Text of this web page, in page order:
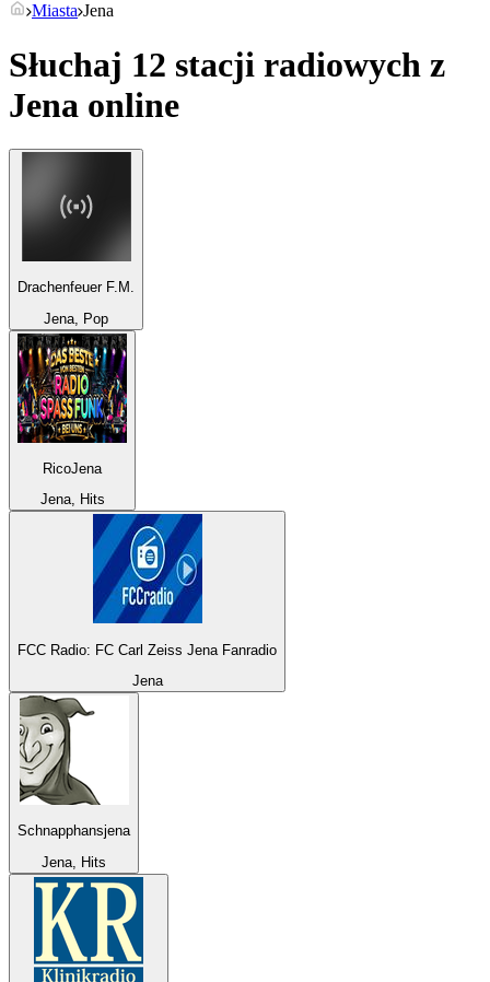
Miasta Jena
Słuchaj 12 stacji radiowych z
Jena online
Drachenfeuer F.M.
Jena, Pop
RicoJena
Jena, Hits
FCC Radio: FC Carl Zeiss Jena Fanradio
Jena
Schnapphansjena
Jena, Hits